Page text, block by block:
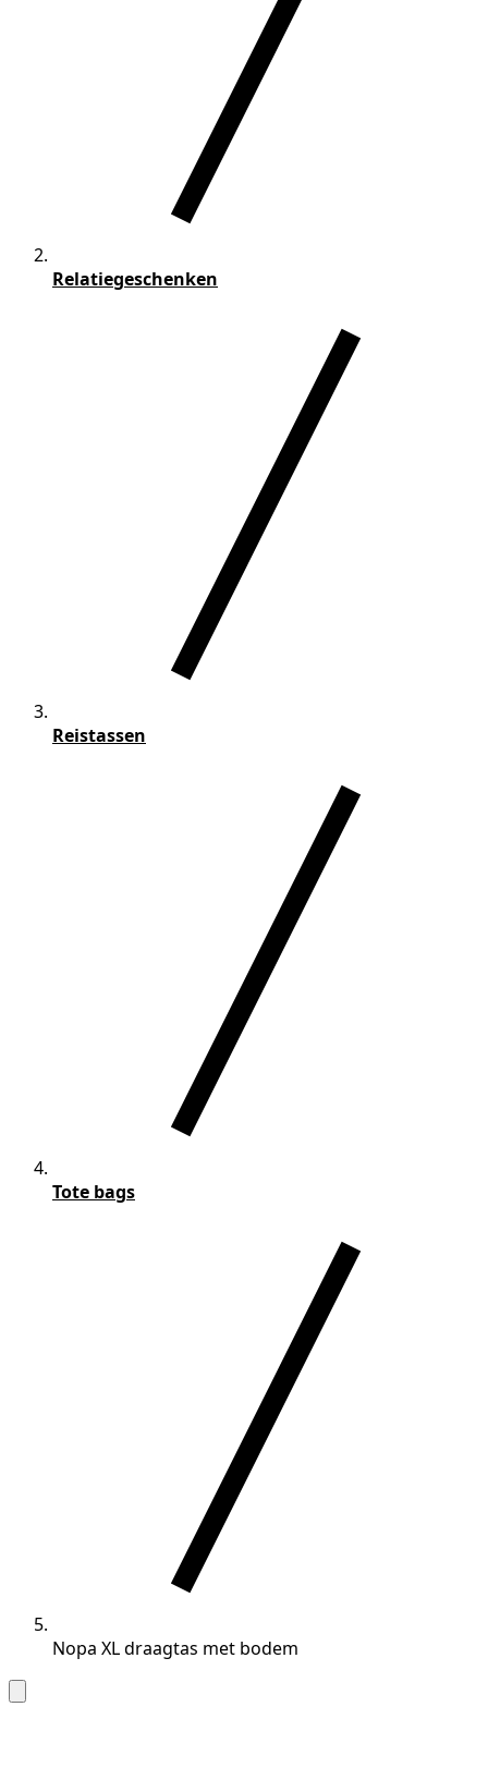
Relatiegeschenken
Reistassen
Tote bags
Nopa XL draagtas met bodem